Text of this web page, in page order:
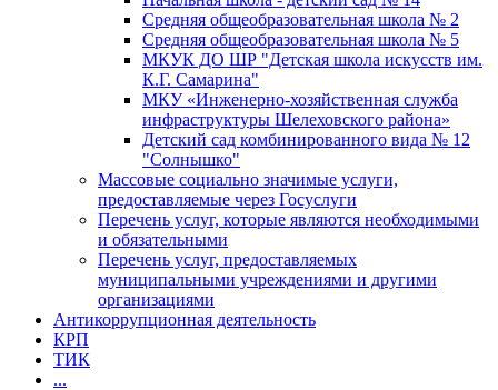
Средняя общеобразовательная школа № 2
Средняя общеобразовательная школа № 5
МКУК ДО ШР "Детская школа искусств им.
К.Г. Самарина"
МКУ «Инженерно-хозяйственная служба
инфраструктуры Шелеховского района»
Детский сад комбинированного вида № 12
"Солнышко"
Массовые социально значимые услуги,
предоставляемые через Госуслуги
Перечень услуг, которые являются необходимыми
и обязательными
Перечень услуг, предоставляемых
муниципальными учреждениями и другими
организациями
Антикоррупционная деятельность
КРП
ТИК
...